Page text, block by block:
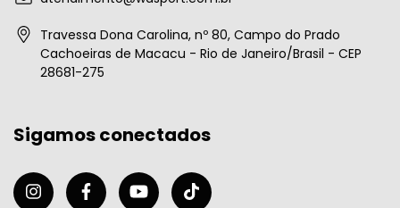
Travessa Dona Carolina, nº 80, Campo do Prado
Cachoeiras de Macacu - Rio de Janeiro/Brasil - CEP
28681-275
Sigamos conectados